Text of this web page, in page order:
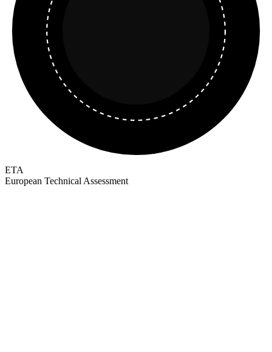
ETA
European Technical Assessment